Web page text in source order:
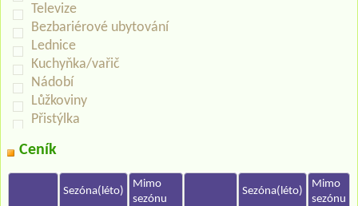
Televize
Bezbariérové ubytování
Lednice
Kuchyňka/vařič
Nádobí
Lůžkoviny
Přistýlka
Ceník
Sezóna(léto)
Mimo
sezónu
Sezóna(léto)
Mimo
sezónu